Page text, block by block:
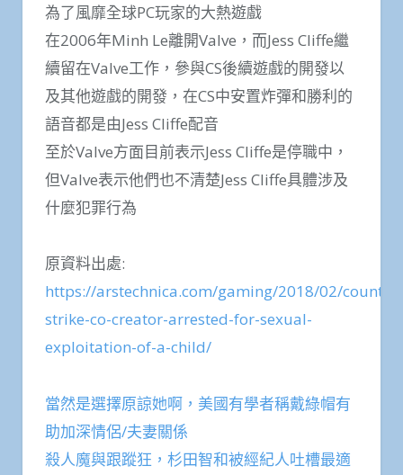
為了風靡全球PC玩家的大熱遊戲
在2006年Minh Le離開Valve，而Jess Cliffe繼
續留在Valve工作，參與CS後續遊戲的開發以
及其他遊戲的開發，在CS中安置炸彈和勝利的
語音都是由Jess Cliffe配音
至於Valve方面目前表示Jess Cliffe是停職中，
但Valve表示他們也不清楚Jess Cliffe具體涉及
什麼犯罪行為
原資料出處:
https://arstechnica.com/gaming/2018/02/counter-
strike-co-creator-arrested-for-sexual-
exploitation-of-a-child/
當然是選擇原諒她啊，美國有學者稱戴綠帽有
助加深情侶/夫妻關係
殺人魔與跟蹤狂，杉田智和被經紀人吐槽最適